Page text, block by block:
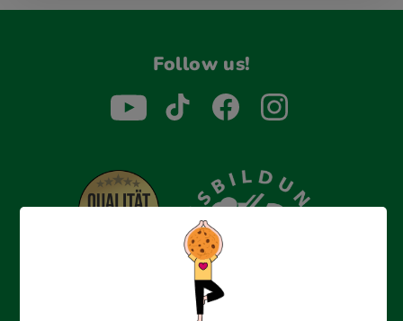
Follow us!
Erfolgreich bewerben mit Ausbildungspark: Wir